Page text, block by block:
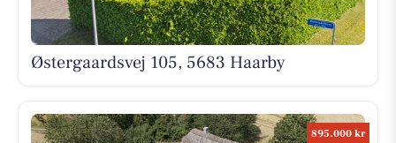
Østergaardsvej 105, 5683 Haarby
895.000 kr